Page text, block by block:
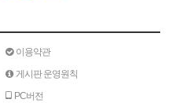
이용약관
게시판 운영원칙
PC버전